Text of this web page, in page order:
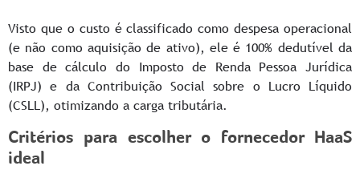
Visto que o custo é classificado como despesa operacional
(e não como aquisição de ativo), ele é 100% dedutível da
base de cálculo do Imposto de Renda Pessoa Jurídica
(IRPJ) e da Contribuição Social sobre o Lucro Líquido
(CSLL), otimizando a carga tributária.
Critérios para escolher o fornecedor HaaS
ideal